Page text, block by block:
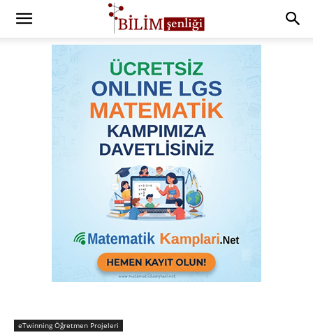
eTwinning Öğretmen Projeleri